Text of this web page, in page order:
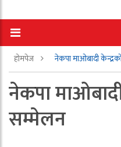
होमपेज नेकपा माओबादी
नेकपा
सम्मेलन